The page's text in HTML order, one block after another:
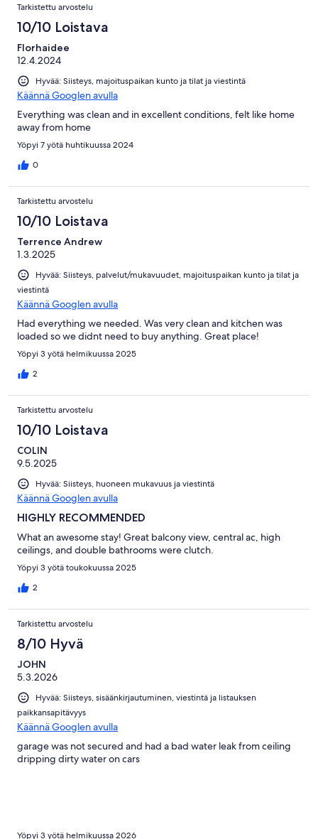
Tarkistettu arvostelu
10/10 Loistava
Florhaidee
12.4.2024
Hyvää: Siisteys, majoituspaikan kunto ja tilat ja viestintä
Käännä Googlen avulla
Everything was clean and in excellent conditions, felt like home
away from home
Yöpyi 7 yötä huhtikuussa 2024
0
Tarkistettu arvostelu
10/10 Loistava
Terrence Andrew
1.3.2025
Hyvää: Siisteys, palvelut/mukavuudet, majoituspaikan kunto ja tilat ja
viestintä
Käännä Googlen avulla
Had everything we needed. Was very clean and kitchen was
loaded so we didnt need to buy anything. Great place!
Yöpyi 3 yötä helmikuussa 2025
2
Tarkistettu arvostelu
10/10 Loistava
COLIN
9.5.2025
Hyvää: Siisteys, huoneen mukavuus ja viestintä
Käännä Googlen avulla
HIGHLY RECOMMENDED
What an awesome stay! Great balcony view, central ac, high
ceilings, and double bathrooms were clutch.
Yöpyi 3 yötä toukokuussa 2025
2
Tarkistettu arvostelu
8/10 Hyvä
JOHN
5.3.2026
Hyvää: Siisteys, sisäänkirjautuminen, viestintä ja listauksen
paikkansapitävyys
Käännä Googlen avulla
garage was not secured and had a bad water leak from ceiling
dripping dirty water on cars
Yöpyi 3 yötä helmikuussa 2026